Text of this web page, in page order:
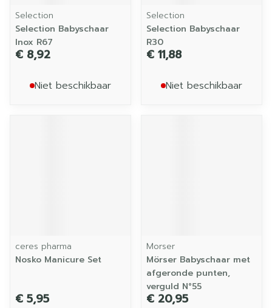
Selection
Selection Babyschaar
Inox R67
€ 8,92
Niet beschikbaar
Selection
Selection Babyschaar
R30
€ 11,88
Niet beschikbaar
ceres pharma
Nosko Manicure Set
€ 5,95
Morser
Mörser Babyschaar met
afgeronde punten,
verguld N°55
€ 20,95